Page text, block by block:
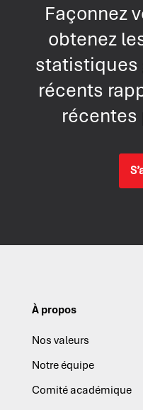
Façonnez
obtenez
statistiques
récents
À propos
Nos valeurs
Notre équipe
Comité académique